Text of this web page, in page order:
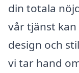
din totala
vår tjänst
design och
vi tar hand